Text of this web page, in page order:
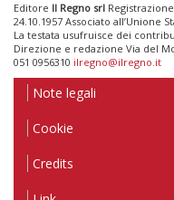
Editore Il Regno srl
24.10.1957 Associato all’Unione
La testata usufruisce dei
Direzione e redazione Via del
051 0956310 ilregno@ilregno.it
Note legali
Cookie
Credits